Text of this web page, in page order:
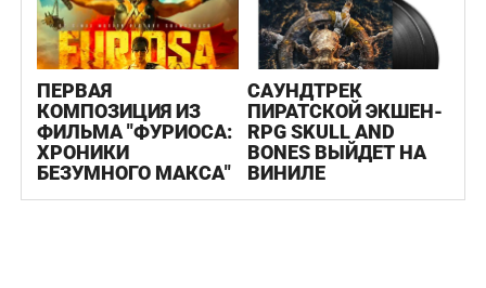
ПЕРВАЯ
КОМПОЗИЦИЯ ИЗ
ФИЛЬМА "ФУРИОСА:
ХРОНИКИ
БЕЗУМНОГО МАКСА"
САУНДТРЕК
ПИРАТСКОЙ ЭКШЕН-
RPG SKULL AND
BONES ВЫЙДЕТ НА
ВИНИЛЕ